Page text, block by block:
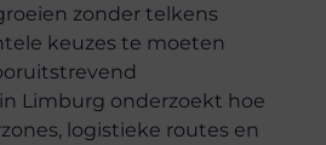
zonder telkens
keuzes te moeten
Limburg onderzoekt hoe
logistieke routes en